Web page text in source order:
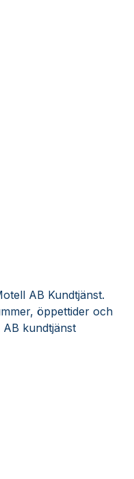
AB Kundtjänst.
öppettider och
kundtjänst